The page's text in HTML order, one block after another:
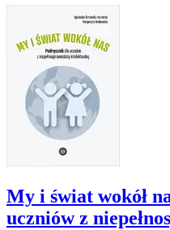
My i świat wokół
uczniów z